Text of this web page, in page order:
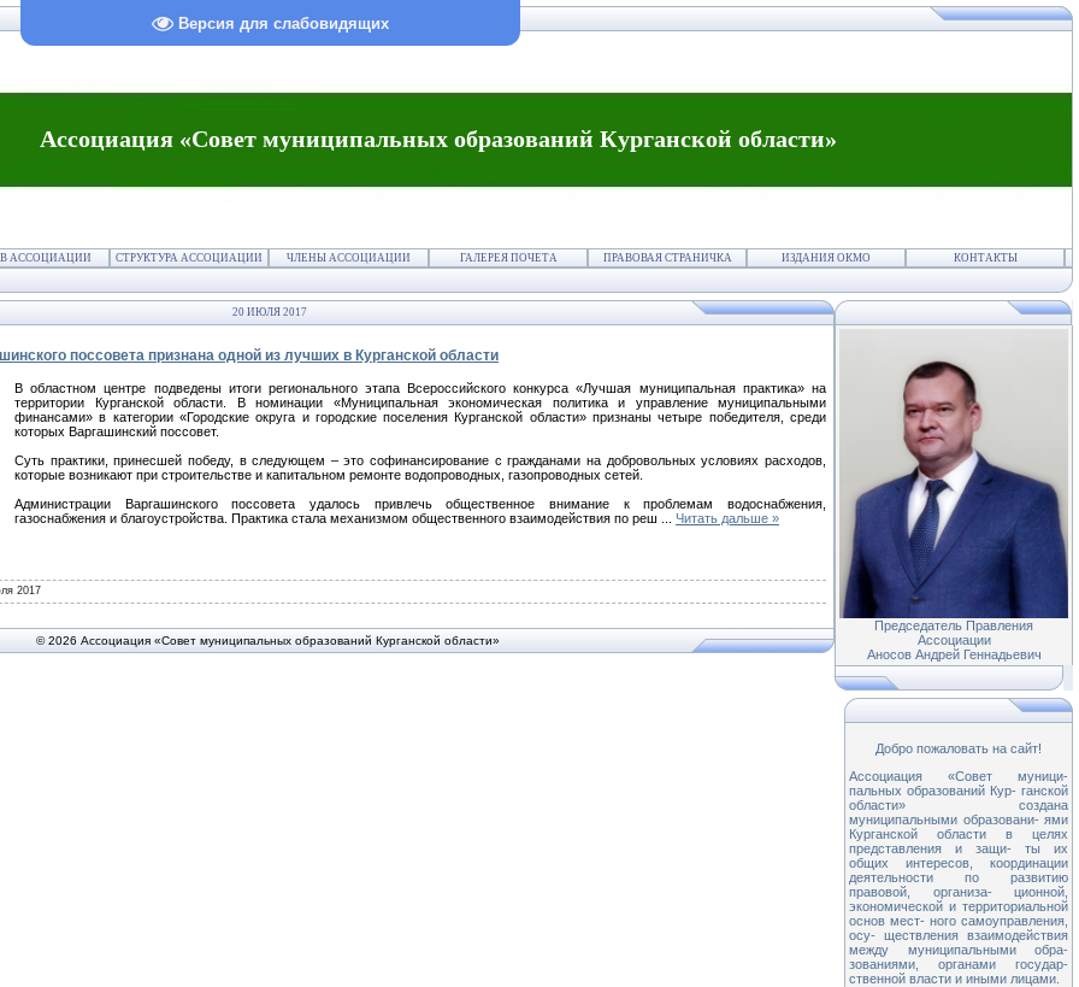
Версия для слабовидящих
Ассоциация «Совет муниципальных образований Курганской области»
АССОЦИАЦИИ СТРУКТУРА АССОЦИАЦИИ ЧЛЕНЫ АССОЦИАЦИИ ГАЛЕРЕЯ ПОЧЕТА ПРАВОВАЯ СТРАНИЧКА ИЗДАНИЯ ОКМО КОНТАКТЫ
20 ИЮЛЯ 2017
поссовета признана одной из лучших в Курганской области
В областном центре подведены итоги регионального этапа Всероссийского конкурса «Лучшая муниципальная практика» на
территории Курганской области. В номинации «Муниципальная экономическая политика и управление муниципальными
финансами» в категории «Городские округа и городские поселения Курганской области» признаны четыре победителя, среди
которых Варгашинский поссовет.
Суть практики, принесшей победу, в следующем – это софинансирование с гражданами на добровольных условиях расходов,
которые возникают при строительстве и капитальном ремонте водопроводных, газопроводных сетей.
Администрации Варгашинского поссовета удалось привлечь общественное внимание к проблемам водоснабжения,
газоснабжения и благоустройства. Практика стала механизмом общественного взаимодействия по реш
Читать дальше »
2017
© 2026 Ассоциация «Совет муниципальных образований Курганской области»
Председатель Правления
Ассоциации
Аносов Андрей Геннадьевич
Добро пожаловать на сайт!
Ассоциация «Совет муници-
пальных образований Кур- ганской
области» создана
муниципальными образовани- ями
Курганской области в целях
представления и защи- ты их
общих интересов, координации
деятельности по развитию
правовой, организа- ционной,
экономической и территориальной
основ мест- ного самоуправления,
осу- ществления взаимодействия
между муниципальными обра-
зованиями, органами государ-
ственной власти и иными лицами.